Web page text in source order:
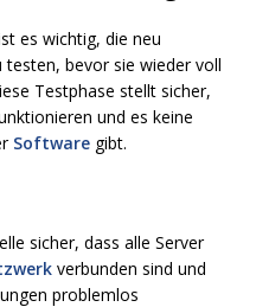
es wichtig, die neu
bevor sie wieder voll
Testphase stellt sicher,
und es keine
Software gibt.
sicher, dass alle Server
verbunden sind und
problemlos